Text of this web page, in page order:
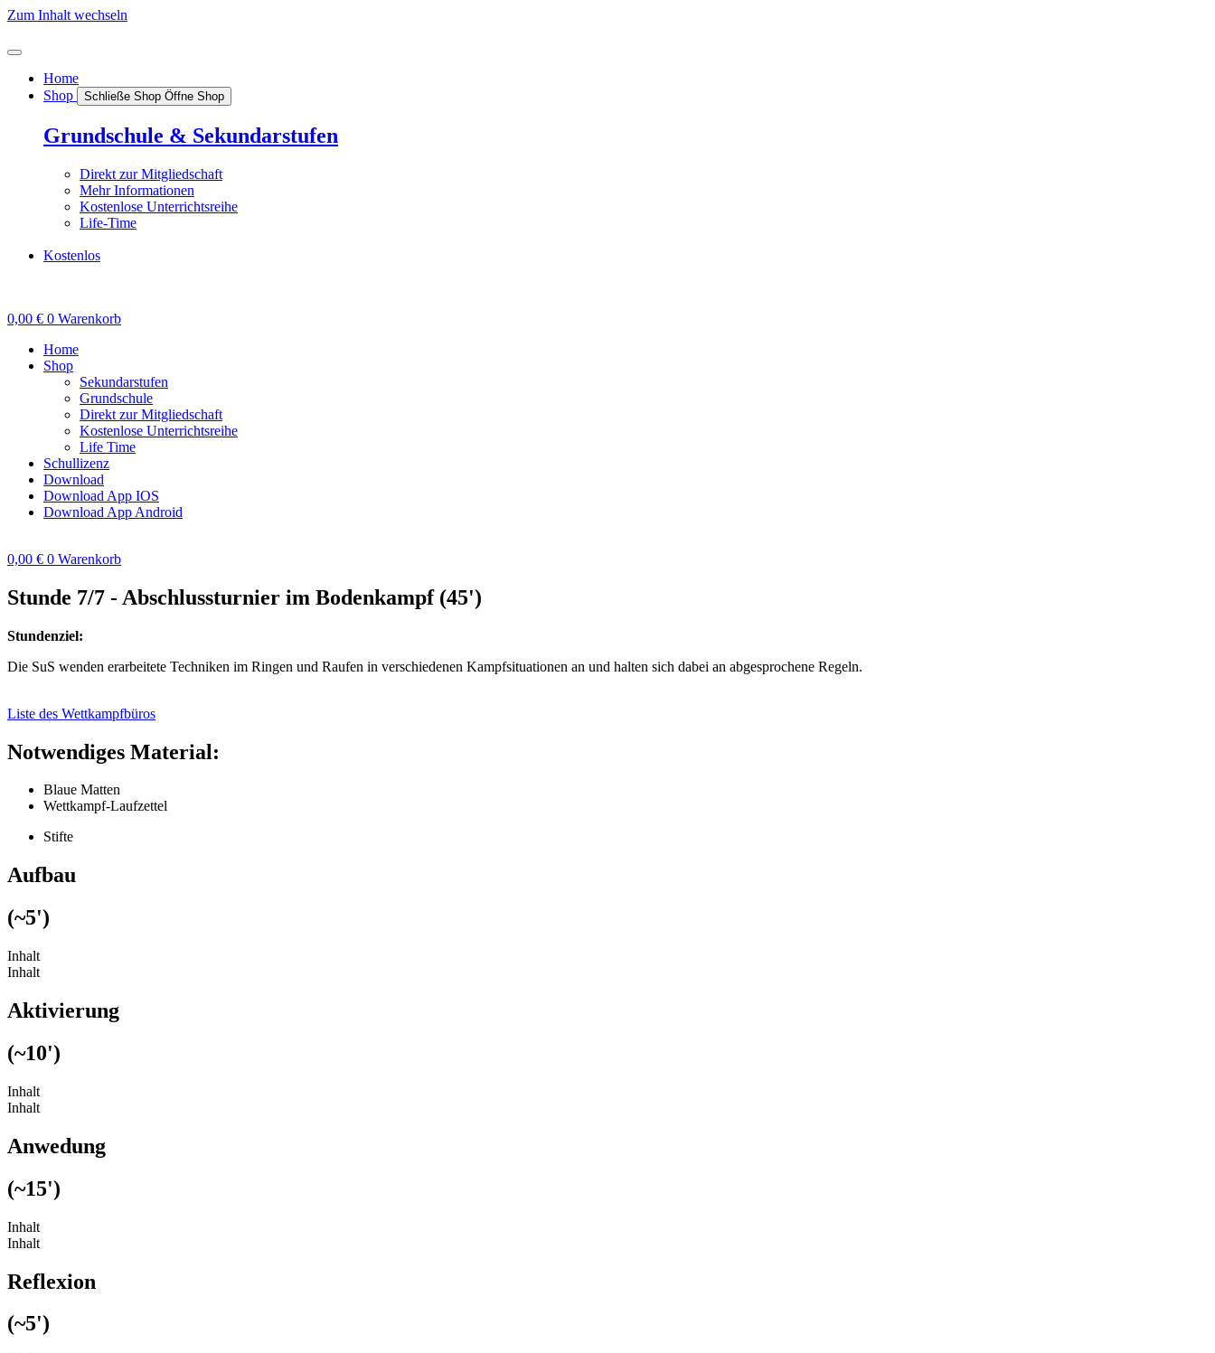
Zum Inhalt wechseln
Home
Shop
Schließe Shop Öffne Shop
Grundschule & Sekundarstufen
Direkt zur Mitgliedschaft
Mehr Informationen
Kostenlose Unterrichtsreihe
Life-Time
Kostenlos
0,00 € 0 Warenkorb
Home
Shop
Sekundarstufen
Grundschule
Direkt zur Mitgliedschaft
Kostenlose Unterrichtsreihe
Life Time
Schullizenz
Download
Download App IOS
Download App Android
0,00 € 0 Warenkorb
Stunde 7/7 - Abschlussturnier im Bodenkampf (45')
Stundenziel:
Die SuS wenden erarbeitete Techniken im Ringen und Raufen in verschiedenen Kampfsituationen an und halten sich dabei an abgesprochene Regeln.
Liste des Wettkampfbüros
Notwendiges Material:
Blaue Matten
Wettkampf-Laufzettel
Stifte
Aufbau
(~5')
Inhalt
Inhalt
Aktivierung
(~10')
Inhalt
Inhalt
Anwedung
(~15')
Inhalt
Inhalt
Reflexion
(~5')